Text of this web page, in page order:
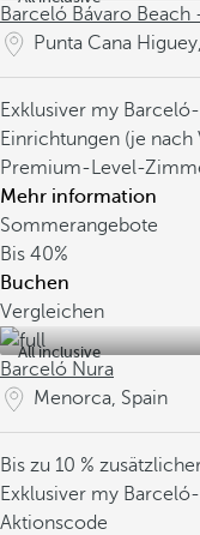
Barceló Bávaro
Punta Cana
Exklusiver my
Einrichtungen (je nach
Premium-Level-
Mehr information
Sommerangebote
Bis 40%
Buchen
Vergleichen
All inclusive
Barceló Nura
Menorca, Spain
Bis zu 10 %
Exklusiver my
Aktionscode